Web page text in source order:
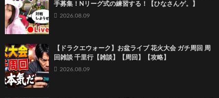
手募集！Nリーグ式の練習する！【ひなさんゲ。】
2026.08.09
【ドラクエウォーク】お盆ライブ 花火大会 ガチ周回 周
回雑談 千里行【雑談】【周回】【攻略】
2026.08.09